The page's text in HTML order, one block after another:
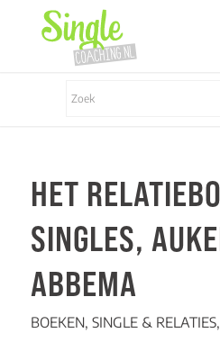
HET
SINGLES,
ABBEMA
BOEKEN, SINGLE & RELATIES,